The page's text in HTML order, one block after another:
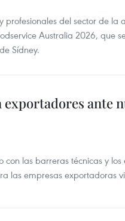
profesionales del sector de la
Australia 2026, que
Sídney.
ante
con las barreras técnicas y
las empresas exportadoras